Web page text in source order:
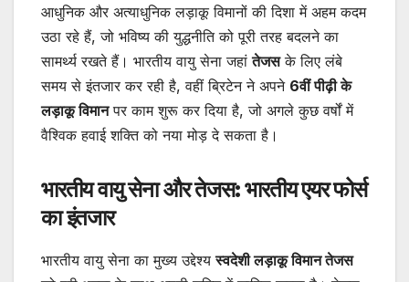
आधुनिक और अत्याधुनिक लड़ाकू विमानों की दिशा में अहम कदम
उठा रहे हैं, जो भविष्य की युद्धनीति को पूरी तरह बदलने का
सामर्थ्य रखते हैं। भारतीय वायु सेना जहांतेजसके लिए लंबे
समय से इंतजार कर रही है, वहीं ब्रिटेन ने अपने 6वीं पीढ़ी के
लड़ाकू विमानपर काम शुरू कर दिया है, जो अगले कुछ वर्षों में
वैश्विक हवाई शक्ति को नया मोड़ दे सकता है।
भारतीय वायु सेना और तेजस: भारतीय एयर फोर्स
का इंतजार
भारतीय वायु सेना का मुख्य उद्देश्यस्वदेशी लड़ाकू विमान तेजस